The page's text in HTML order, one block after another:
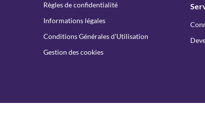
Règles de confidentialité
Informations légales
Conditions Générales d'Utilisation
Gestion des cookies